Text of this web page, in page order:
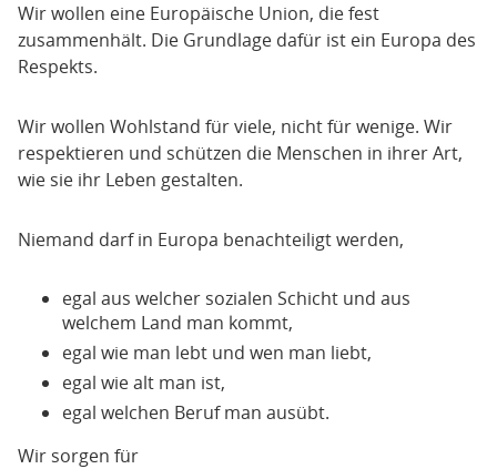
Wir wollen eine Europäische Union, die fest
zusammenhält. Die Grundlage dafür ist ein Europa des
Respekts.
Wir wollen Wohlstand für viele, nicht für wenige. Wir
respektieren und schützen die Menschen in ihrer Art,
wie sie ihr Leben gestalten.
Niemand darf in Europa benachteiligt werden,
egal aus welcher sozialen Schicht und aus
welchem Land man kommt,
egal wie man lebt und wen man liebt,
egal wie alt man ist,
egal welchen Beruf man ausübt.
Wir sorgen für